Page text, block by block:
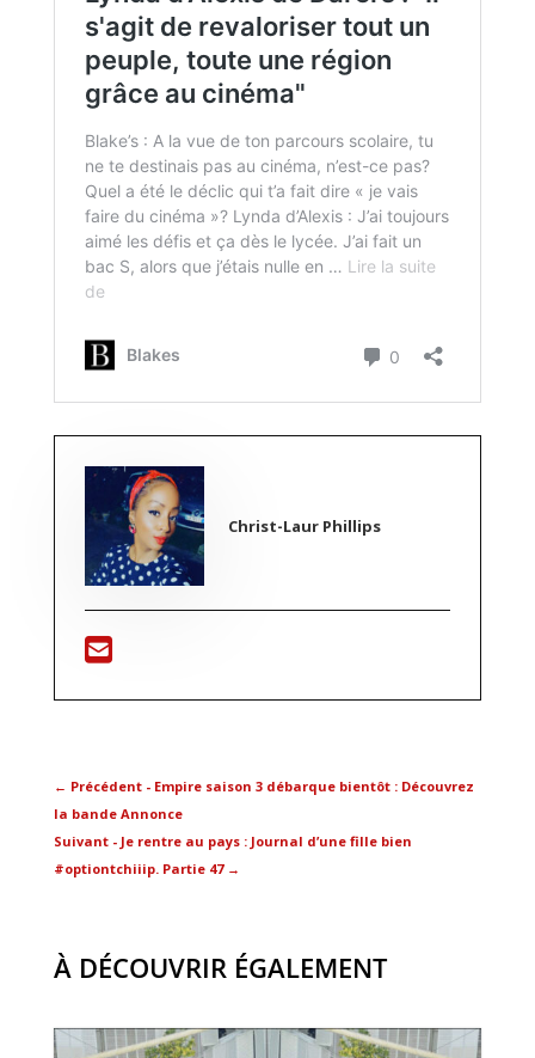
Christ-Laur Phillips
← Précédent - Empire saison 3 débarque bientôt : Découvrez
la bande Annonce
Suivant - Je rentre au pays : Journal d’une fille bien
#optiontchiiip. Partie 47→
À DÉCOUVRIR ÉGALEMENT